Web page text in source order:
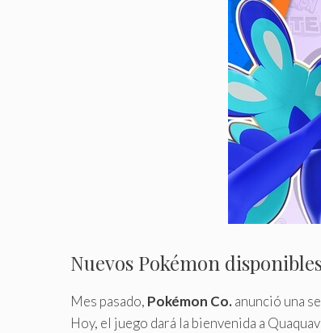
Nuevos Pokémon
Mes pasado, Pokémon Co.anunció una
Hoy, el juego dará la bienvenida a